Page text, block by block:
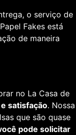
o serviço de
Fakes está
de maneira
no La Casa de
satisfação. Nossa
que são quase
pode solicitar